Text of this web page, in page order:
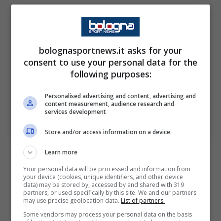
Nuova occasione per Lobotka, l’annuncio – Ansa –
bolognasportnews.it
Un nuovo annuncio a sorpresa per
conoscere il futuro del suo assistito. Ormai
da anni protagonista in maglia azzurra, ha
bolognasportnews.it asks for your
consent to use your personal data for the
following purposes:
Personalised advertising and content, advertising and
content measurement, audience research and
services development
Store and/or access information on a device
Learn more
Your personal data will be processed and information from
your device (cookies, unique identifiers, and other device
data) may be stored by, accessed by and shared with 319
partners, or used specifically by this site. We and our partners
may use precise geolocation data. List of partners.
Some vendors may process your personal data on the basis